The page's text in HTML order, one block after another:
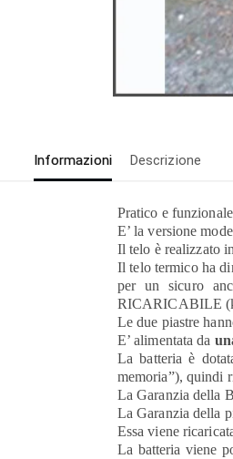
Informazioni Descrizione
Pratico e
E’ la versione
Il telo è realizzato
Il telo termico ha
per un sicuro
RICARICABILE
Le due piastre
E’ alimentata da
La batteria è
memoria”), quindi
La Garanzia della
La Garanzia della
Essa viene
La batteria viene